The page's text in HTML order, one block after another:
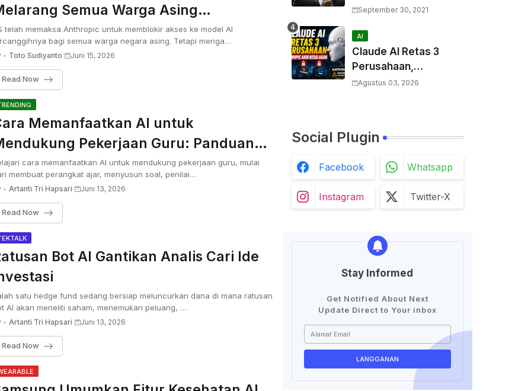
Semua Warga Asing
Anthropic Claude Fable 5
Mythos
telah memaksa Anthropic untuk memblokir akses ke model AI
bagi semua warga negara asing. Tetapi menga…
- Toto Sudiyanto Juni 15, 2026
Read Now
Memanfaatkan AI untuk
Pekerjaan Guru: Panduan
Meningkatkan Produktivitas
Kualitas Pembelajaran
cara memanfaatkan AI untuk mendukung pekerjaan guru, mulai
membuat perangkat ajar, menyusun soal, penilai…
- Artanti Tri Hapsari Juni 13, 2026
Read Now
Bot AI Gantikan Analis Cari Ide
satu hedge fund sedang bersiap meluncurkan dana di mana ratusan
AI akan meneliti saham, menemukan peluang, …
- Artanti Tri Hapsari Juni 13, 2026
Read Now
Instagram Kids
September 30, 2021
AI
Claude AI Retas 3
Perusahaan,
Anthropic Akui
Agustus 03, 2026
Social Plugin
Facebook Whatsapp
Instagram Twitter-X
Stay Informed
Get Notified About Next
Update Direct to Your inbox